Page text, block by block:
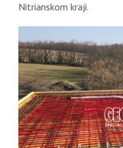
Nitrianskom kraji.